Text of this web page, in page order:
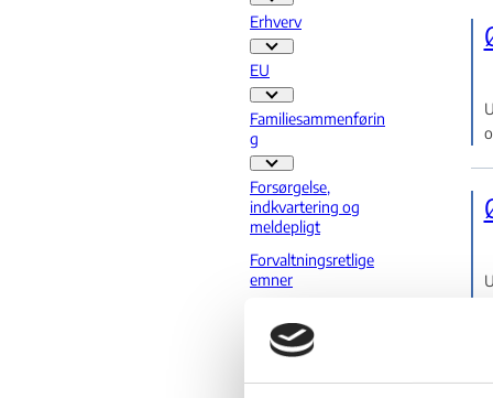
Bortfald - Flere links
Erhverv
Erhverv - Flere links
EU
EU - Flere links
Familiesammenførin
g
Familiesammenføring - Flere links
Forsørgelse,
indkvartering og
meldepligt
Forvaltningsretlige
emner
indrejseforbud